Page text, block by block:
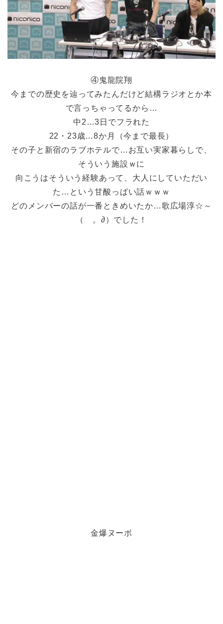
④鬼龍院翔
今までの歴史を辿ってみたんだけど結構ラジオとか本
で言っちゃってるから…
中2…3日でフラれた
22・23歳…8か月（今まで最長）
その子と新宿のラブホテルで…お互い実家暮らしで、
そういう施設ｗに
向こうはそういう経験あって、大人にしていただい
た…という甘酸っぱい話ｗｗｗ
どのメンバーの話が一番ときめいたか…歌広場淳☆～
（ゝ。∂）でした！
金爆ヌーボ